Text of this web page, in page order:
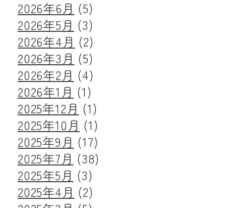
2026年6月 (5)
2026年5月 (3)
2026年4月 (2)
2026年3月 (5)
2026年2月 (4)
2026年1月 (1)
2025年12月 (1)
2025年10月 (1)
2025年9月 (17)
2025年7月 (38)
2025年5月 (3)
2025年4月 (2)